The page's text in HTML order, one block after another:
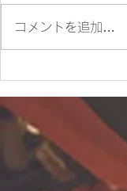
ES700ラリー仕
違いをご紹介‼
コメントを追加…